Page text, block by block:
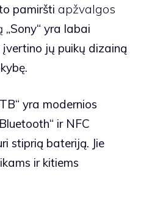
pamiršti apžvalgos
„Sony“ yra labai
jų puikų dizainą
yra modernios
ir NFC
stiprią bateriją. Jie
ir kitiems